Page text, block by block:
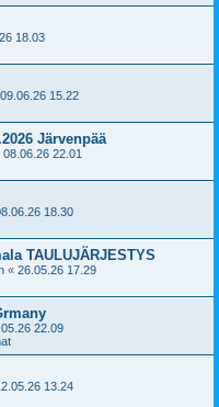
18.03
09.06.26 15.22
Järvenpää
08.06.26 22.01
18.30
TAULUJÄRJESTYS
« 26.05.26 17.29
22.09
13.24